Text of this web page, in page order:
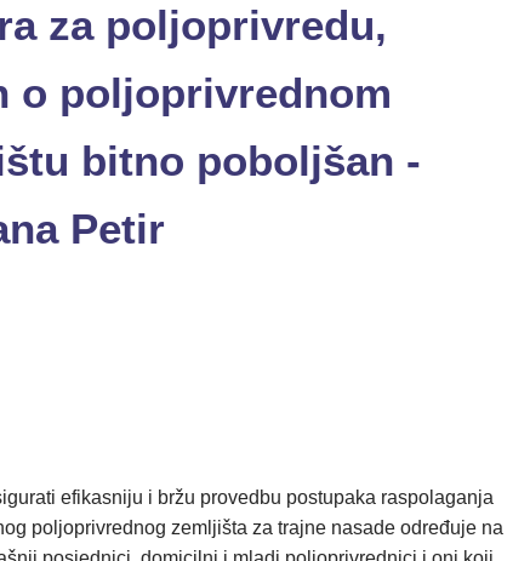
za poljoprivredu,
o poljoprivrednom
bitno poboljšan -
Petir
efikasniju i bržu provedbu postupaka raspolaganja
poljoprivrednog zemljišta za trajne nasade određuje na